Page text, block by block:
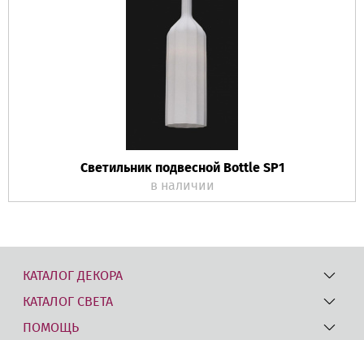
Светильник подвесной Bottle SP1
в наличии
КАТАЛОГ ДЕКОРА
КАТАЛОГ СВЕТА
ПОМОЩЬ